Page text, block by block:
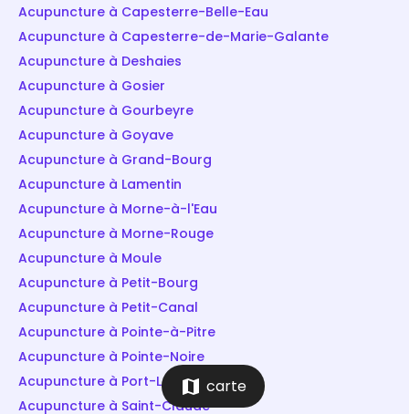
Acupuncture à Capesterre-Belle-Eau
Acupuncture à Capesterre-de-Marie-Galante
Acupuncture à Deshaies
Acupuncture à Gosier
Acupuncture à Gourbeyre
Acupuncture à Goyave
Acupuncture à Grand-Bourg
Acupuncture à Lamentin
Acupuncture à Morne-à-l'Eau
Acupuncture à Morne-Rouge
Acupuncture à Moule
Acupuncture à Petit-Bourg
Acupuncture à Petit-Canal
Acupuncture à Pointe-à-Pitre
Acupuncture à Pointe-Noire
Acupuncture à Port-Louis
Acupuncture à Saint-Claude
map carte